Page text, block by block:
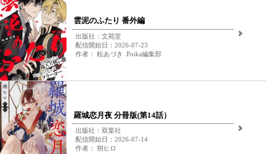
雲泥のふたり 番外編
出版社：文苑堂
配信開始日：2026-07-23
作者： 粒あづき .Poika編集部
羅城恋月夜 分冊版(第14話）
出版社：双葉社
配信開始日：2026-07-14
作者： 朔ヒロ